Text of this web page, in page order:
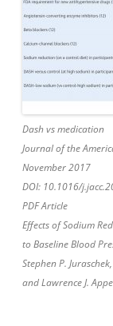
Dash vs medication
Journal of the
November 2017
DOI: 10.1016/
PDF Article
Effects of Sodium
to Baseline Blood
Stephen P.
and Lawrence J.